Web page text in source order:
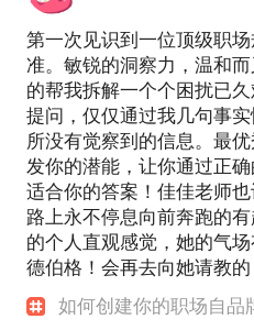
第一次见识到一位顶级职
准。敏锐的洞察力，温和
的帮我拆解一个个困扰已
提问，仅仅通过我几句事
所没有觉察到的信息。最
发你的潜能，让你通过正
适合你的答案！佳佳老师
路上永不停息向前奔跑的
的个人直观感觉，她的气
德伯格！会再去向她请教的
如何创建你的职场自品